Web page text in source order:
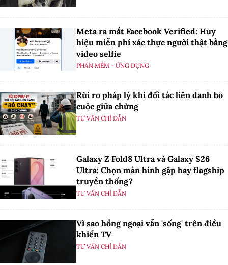
Meta ra mắt Facebook Verified: Huy
hiệu miễn phí xác thực người thật bằng
video selfie
PHẦN MỀM - ỨNG DỤNG
Rủi ro pháp lý khi đối tác liên danh bỏ
cuộc giữa chừng
TƯ VẤN CHỈ DẪN
Galaxy Z Fold8 Ultra và Galaxy S26
Ultra: Chọn màn hình gập hay flagship
truyền thống?
TƯ VẤN CHỈ DẪN
Vì sao hồng ngoại vẫn 'sống' trên điều
khiển TV
TƯ VẤN CHỈ DẪN